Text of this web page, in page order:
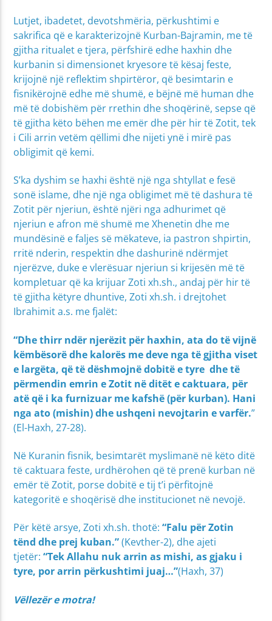
Lutjet, ibadetet, devotshmëria, përkushtimi e
sakrifica që e karakterizojnë Kurban-Bajramin, me të
gjitha ritualet e tjera, përfshirë edhe haxhin dhe
kurbanin si dimensionet kryesore të kësaj feste,
krijojnë një reflektim shpirtëror, që besimtarin e
fisnikërojnë edhe më shumë, e bëjnë më human dhe
më të dobishëm për rrethin dhe shoqërinë, sepse që
të gjitha këto bëhen me emër dhe për hir të Zotit, tek
i Cili arrin vetëm qëllimi dhe nijeti ynë i mirë pas
obligimit që kemi.
S’ka dyshim se haxhi është një nga shtyllat e fesë
sonë islame, dhe një nga obligimet më të dashura të
Zotit për njeriun, është njëri nga adhurimet që
njeriun e afron më shumë me Xhenetin dhe me
mundësinë e faljes së mëkateve, ia pastron shpirtin,
rritë nderin, respektin dhe dashurinë ndërmjet
njerëzve, duke e vlerësuar njeriun si krijesën më të
kompletuar që ka krijuar Zoti xh.sh., andaj për hir të
të gjitha këtyre dhuntive, Zoti xh.sh. i drejtohet
Ibrahimit a.s. me fjalët:
“Dhe thirr ndër njerëzit për haxhin, ata do të vijnë
këmbësorë dhe kalorës me deve nga të gjitha viset
e largëta, që të dëshmojnë dobitë e tyre dhe të
përmendin emrin e Zotit në ditët e caktuara, për
atë që i ka furnizuar me kafshë (për kurban). Hani
nga ato (mishin) dhe ushqeni nevojtarin e varfër.”
(El-Haxh, 27-28).
Në Kuranin fisnik, besimtarët myslimanë në këto ditë
të caktuara feste, urdhërohen që të prenë kurban në
emër të Zotit, porse dobitë e tij t’i përfitojnë
kategoritë e shoqërisë dhe institucionet në nevojë.
Për këtë arsye, Zoti xh.sh. thotë:“Falu për Zotin
tënd dhe prej kuban.”(Kevther-2), dhe ajeti
tjetër: “Tek Allahu nuk arrin as mishi, as gjaku i
tyre, por arrin përkushtimi juaj…”(Haxh, 37)
Vëllezër e motra!